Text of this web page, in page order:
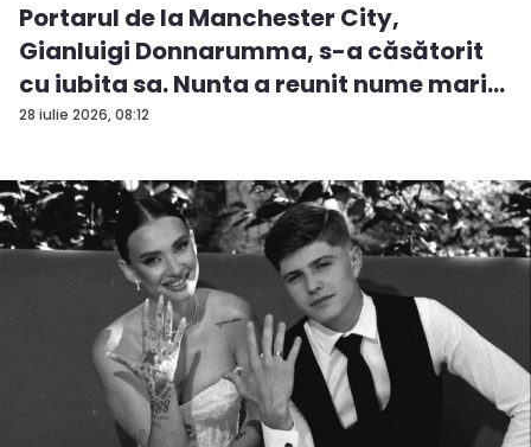
28 iulie 2026, 08:12
Portarul de la Manchester City,
Gianluigi Donnarumma, s-a căsătorit
cu iubita sa. Nunta a reunit nume mari...